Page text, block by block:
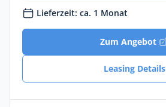
Lieferzeit: ca. 1 Monat
Zum Angebot
Leasing Details